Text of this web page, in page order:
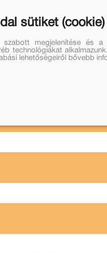
megelőzés
sütiket (cookie)
szabott megjelenítése és
technológiákat
lehetőségeiről bővebb